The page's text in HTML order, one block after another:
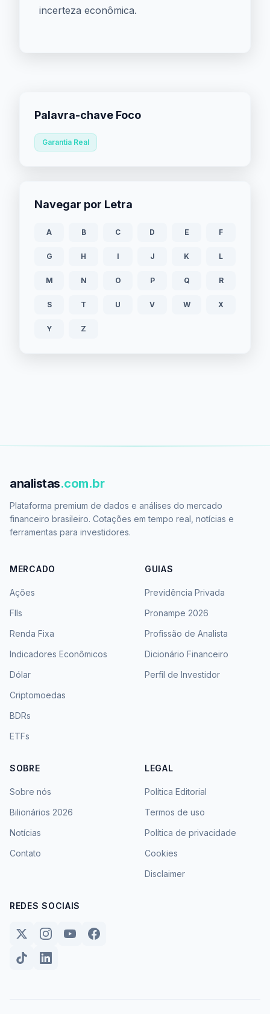
incerteza econômica.
Palavra-chave Foco
Garantia Real
Navegar por Letra
A B C D E F
G H I J K L
M N O P Q R
S T U V W X
Y Z
analistas.com.br
Plataforma premium de dados e análises do mercado
financeiro brasileiro. Cotações em tempo real, notícias e
ferramentas para investidores.
MERCADO
Ações
FIIs
Renda Fixa
Indicadores Econômicos
Dólar
Criptomoedas
BDRs
ETFs
GUIAS
Previdência Privada
Pronampe 2026
Profissão de Analista
Dicionário Financeiro
Perfil de Investidor
SOBRE
Sobre nós
Bilionários 2026
Notícias
Contato
LEGAL
Política Editorial
Termos de uso
Política de privacidade
Cookies
Disclaimer
REDES SOCIAIS